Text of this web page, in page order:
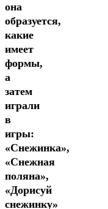
она
образуется,
какие
имеет
формы,
а
затем
играли
в
игры:
«Снежинка»,
«Снежная
поляна»,
«Дорисуй
снежинку»